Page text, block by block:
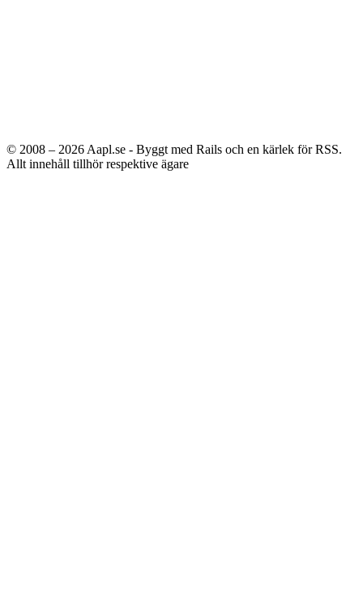
© 2008 – 2026 Aapl.se - Byggt med Rails och en kärlek för RSS.
Allt innehåll tillhör respektive ägare